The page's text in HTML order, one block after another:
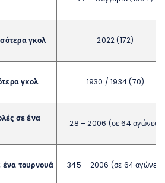
γκολ 2022 (172)
γκολ 1930 / 1934 (70)
σε ένα
28 – 2006 (σε 64 αγώνες)
ένα τουρνουά 345 – 2006 (σε 64 αγώνες)